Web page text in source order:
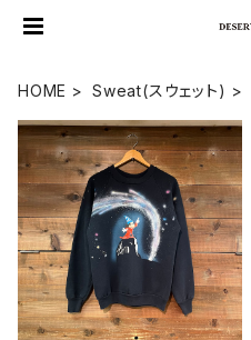
HOME Sweat(スウェット)